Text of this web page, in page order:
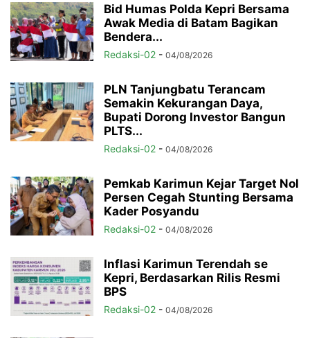
Bid Humas Polda Kepri Bersama
Awak Media di Batam Bagikan
Bendera...
Redaksi-02 - 04/08/2026
PLN Tanjungbatu Terancam
Semakin Kekurangan Daya,
Bupati Dorong Investor Bangun
PLTS...
Redaksi-02 - 04/08/2026
Pemkab Karimun Kejar Target Nol
Persen Cegah Stunting Bersama
Kader Posyandu
Redaksi-02 - 04/08/2026
Inflasi Karimun Terendah se
Kepri, Berdasarkan Rilis Resmi
BPS
Redaksi-02 - 04/08/2026